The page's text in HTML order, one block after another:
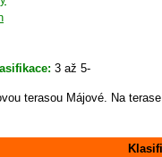
3 až 5-
terasou Májové. Na